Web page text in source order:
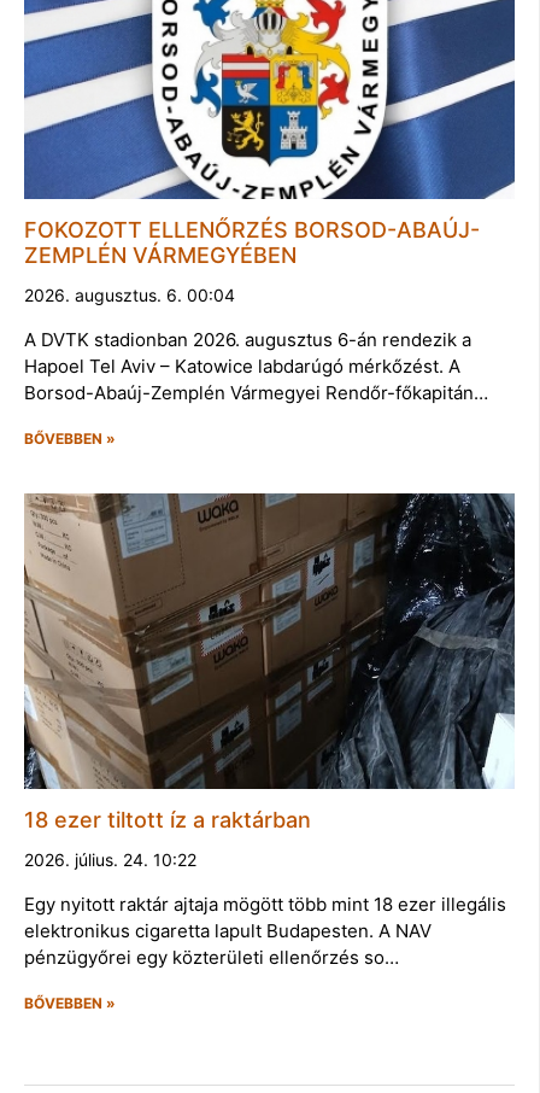
FOKOZOTT ELLENŐRZÉS BORSOD-ABAÚJ-
ZEMPLÉN VÁRMEGYÉBEN
2026. augusztus. 6. 00:04
A DVTK stadionban 2026. augusztus 6-án rendezik a
Hapoel Tel Aviv – Katowice labdarúgó mérkőzést. A
Borsod-Abaúj-Zemplén Vármegyei Rendőr-főkapitán…
BŐVEBBEN »
18 ezer tiltott íz a raktárban
2026. július. 24. 10:22
Egy nyitott raktár ajtaja mögött több mint 18 ezer illegális
elektronikus cigaretta lapult Budapesten. A NAV
pénzügyőrei egy közterületi ellenőrzés so…
BŐVEBBEN »